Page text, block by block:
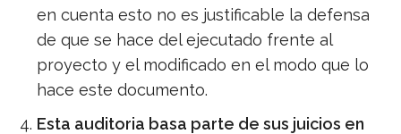
en cuenta esto no es justificable la defensa
de que se hace del ejecutado frente al
proyecto y el modificado en el modo que lo
hace este documento.
Esta auditoria basa parte de sus juicios en